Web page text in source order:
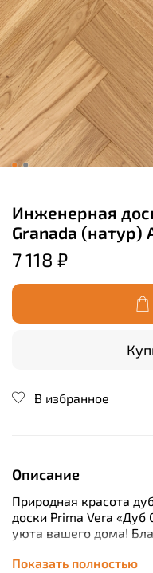
Инженерная
Granada (натур)
7 118 ₽
В избранное
Описание
Природная красота
доски Prima Vera «Дуб
уюта вашего дома!
укладки и
становится простым и
Показать полностью